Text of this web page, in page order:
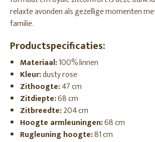
relaxte avonden als gezellige momenten
familie.
Productspecificaties:
Materiaal:100% linnen
Kleur:dusty rose
Zithoogte:47 cm
Zitdiepte:68 cm
Zitbreedte:204 cm
Hoogte armleuningen:68 cm
Rugleuning hoogte:81 cm